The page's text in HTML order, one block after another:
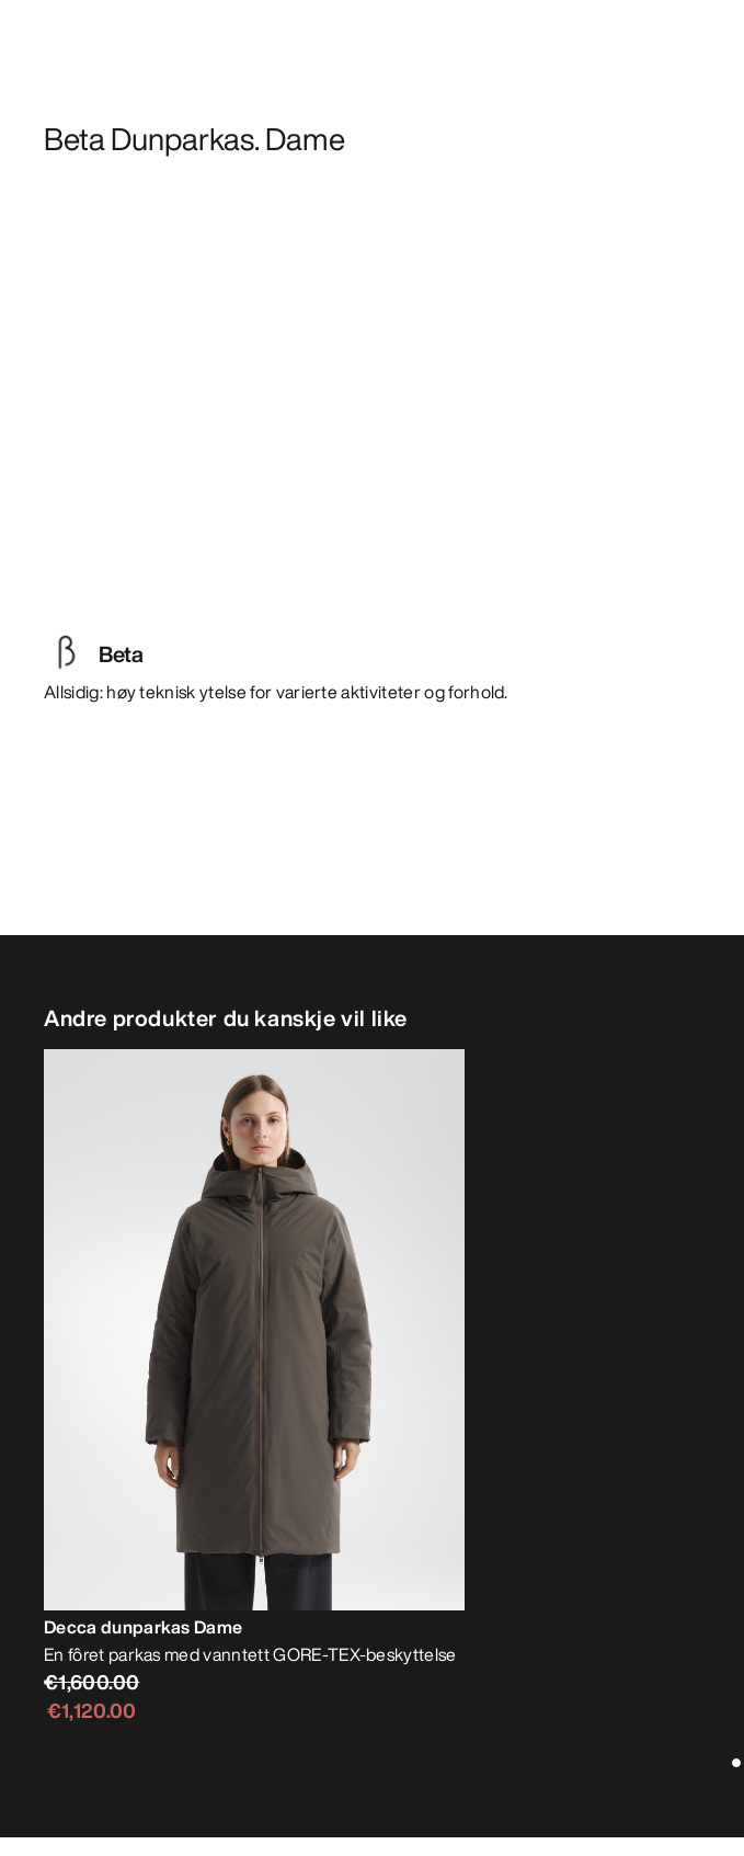
Beta Dunparkas. Dame
Beta
Allsidig: høy teknisk ytelse for varierte aktiviteter og forhold.
Andre produkter du kanskje vil like
Decca dunparkas Dame
En fôret parkas med vanntett GORE-TEX-beskyttelse
€1,600.00
€1,120.00